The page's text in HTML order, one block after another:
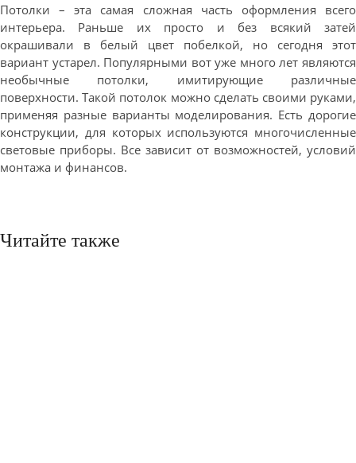
Потолки – эта самая сложная часть оформления всего
интерьера. Раньше их просто и без всякий затей
окрашивали в белый цвет побелкой, но сегодня этот
вариант устарел. Популярными вот уже много лет являются
необычные потолки, имитирующие различные
поверхности. Такой потолок можно сделать своими руками,
применяя разные варианты моделирования. Есть дорогие
конструкции, для которых используются многочисленные
световые приборы. Все зависит от возможностей, условий
монтажа и финансов.
Читайте также